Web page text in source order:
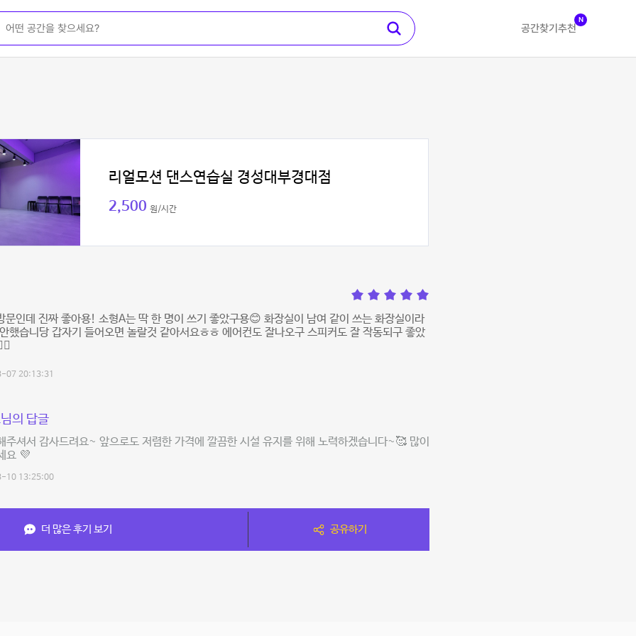
공간찾기 추천
N
리얼모션 댄스연습실 경성대부경대점
2,500 원/시간
문인데 진짜 좋아용! 소형A는 딱 한 명이 쓰기 좋았구용😊 화장실이 남여 같이 쓰는 화장실이라
했습니당 갑자기 들어오면 놀랄것 같아서요ㅎㅎ 에어컨도 잘나오구 스피커도 잘 작동되구 좋았
07 20:13:31
의 답글
주셔서 감사드려요~ 앞으로도 저렴한 가격에 깔끔한 시설 유지를 위해 노력하겠습니다~🥰 많이
요 💜
10 13:25:00
더 많은 후기 보기 공유하기